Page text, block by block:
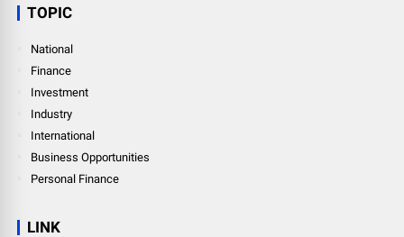
TOPIC
National
Finance
Investment
Industry
International
Business Opportunities
Personal Finance
LINK